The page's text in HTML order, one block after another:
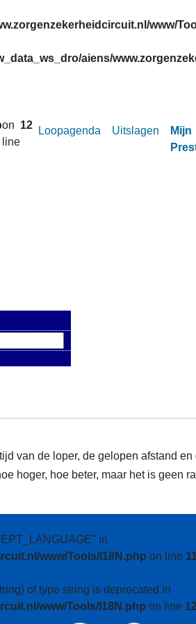
www/
aiens/
on
line
12 Loopagenda Uitslagen
Mijn
van de loper, de gelopen afstand
hoger, hoe beter, maar het is geen
in
www/Tools/I18N.php on line
of type string is deprecated in
www/Tools/I18N.php on line